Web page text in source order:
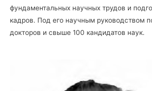
фундаментальных научных трудов и
кадров. Под его научным руководством
докторов и свыше 100 кандидатов наук.